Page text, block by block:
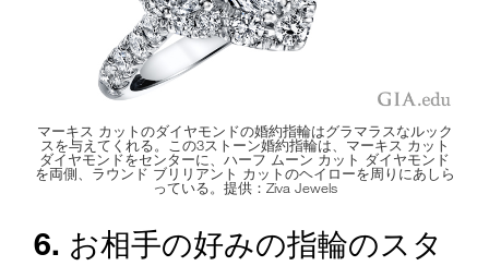
マーキス カットのダイヤモンドの婚約指輪はグラマラスなルック
スを与えてくれる。この3ストーン婚約指輪は、マーキス カット
ダイヤモンドをセンターに、ハーフ ムーン カット ダイヤモンド
を両側、ラウンド ブリリアント カットのヘイローを周りにあしら
っている。提供：Ziva Jewels
6. お相手の好みの指輪のスタ